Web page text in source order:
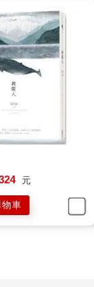
境或是其他生
夠，另一些鳥一
呢？
，進行領域保護
學習用不同的聲
了，哪時候是
鳴管相較於人類
發出幾種旋律，
從某本書上記下
時甚至不用移
一棵樹，眾鳥停
。
元
物車